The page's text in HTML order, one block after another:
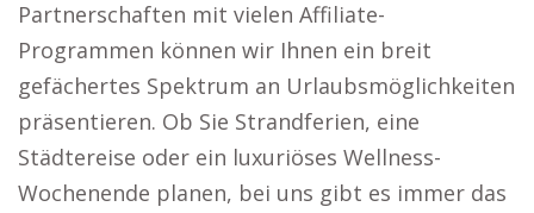
Partnerschaften mit vielen Affiliate-
Programmen können wir Ihnen ein breit
gefächertes Spektrum an Urlaubsmöglichkeiten
präsentieren. Ob Sie Strandferien, eine
Städtereise oder ein luxuriöses Wellness-
Wochenende planen, bei uns gibt es immer das